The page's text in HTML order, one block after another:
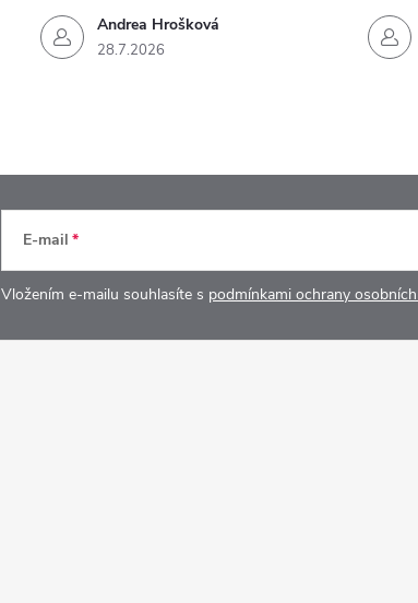
Andrea Hrošková
28.7.2026
E-mail
Vložením e-mailu souhlasíte s podmínkami ochrany